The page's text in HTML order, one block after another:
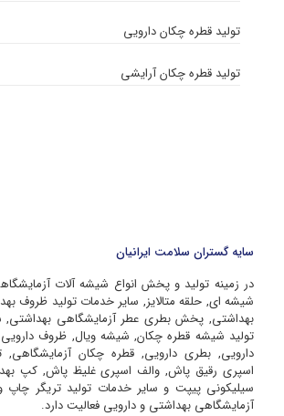
تولید قطره چکان دارویی
تولید قطره چکان آرایشی
سایه گستران سلامت ایرانیان
در زمینه تولید و پخش انواع شیشه آلات
شیشه ای, حلقه متالایز, سایر خدمات تولید ظروف
بهداشتی, پخش بطری عطر آزمایشگاهی بهداشتی,
تولید شیشه قطره چکان, شیشه ویال, ظروف دارویی
دارویی, بطری دارویی, قطره چکان آزمایشگاهی,
اسپری رقیق پاش, والف اسپری غلیظ پاش, کپ
سیلیکونی پیپت و سایر خدمات تولید تریگر
آزمایشگاهی بهداشتی و دارویی فعالیت دارد.